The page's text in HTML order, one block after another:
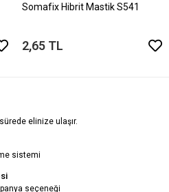
Somafix Hibrit Mastik S541
2,65 TL
elinize ulaşır.
sistemi
seçeneği